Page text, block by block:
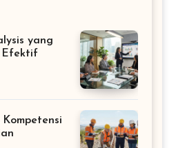
yang
Efektif
Kompetensi